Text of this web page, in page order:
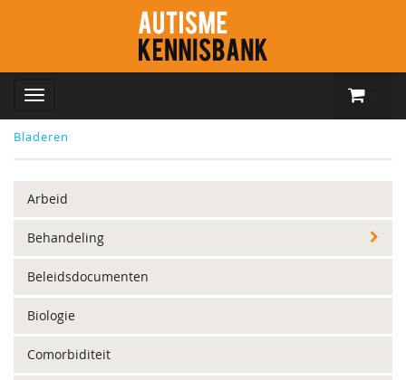
Bladeren
Arbeid
Behandeling
Beleidsdocumenten
Biologie
Comorbiditeit